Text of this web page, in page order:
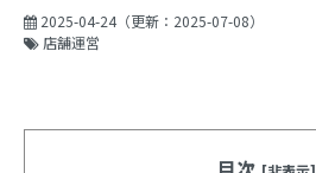
2025-04-24 （更新： 2025-07-08）
店舗運営